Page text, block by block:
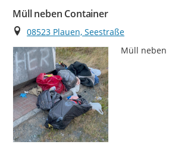
Müll neben Container
Ort
08523 Plauen, Seestraße
Müll neben